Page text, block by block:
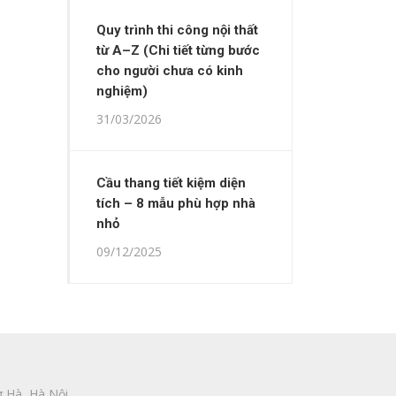
Quy trình thi công nội thất
từ A–Z (Chi tiết từng bước
cho người chưa có kinh
nghiệm)
31/03/2026
Cầu thang tiết kiệm diện
tích – 8 mẫu phù hợp nhà
nhỏ
09/12/2025